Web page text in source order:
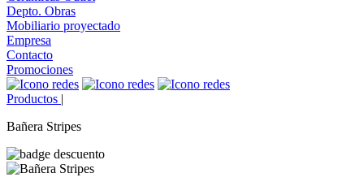
Depto. Obras
Mobiliario proyectado
Empresa
Contacto
Promociones
Productos |
Bañera Stripes